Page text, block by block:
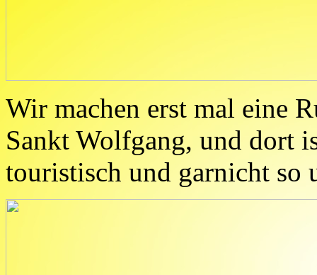
Wir machen erst mal eine
Sankt Wolfgang, und dort
touristisch und garnicht so